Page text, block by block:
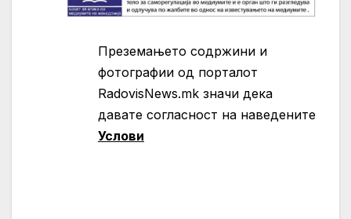
Преземањето содржини и
фотографии од порталот
RadovisNews.mk значи дека
давате согласност на нaведените
Услови